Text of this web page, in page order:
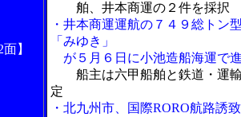
】
舶、井本商運の２件を採択
・井本商運運航の７４９総トン
「みゆき」
が５月６日に小池造船海運で
船主は六甲船舶と鉄道・運
定
・北九州市、国際RORO航路誘